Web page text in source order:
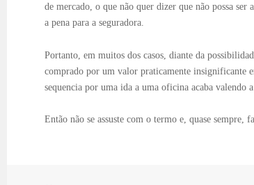
de mercado, o que não quer dizer que não possa
a pena para a seguradora.
Portanto, em muitos dos casos, diante da
comprado por um valor praticamente insignificante
sequencia por uma ida a uma oficina acaba valendo a
Então não se assuste com o termo e, quase sempre,